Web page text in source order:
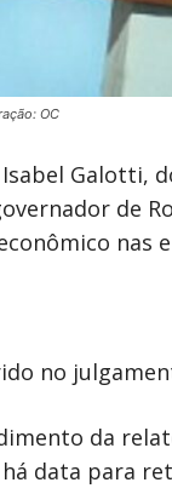
OC
Galotti,
de
nas
no
da
data para